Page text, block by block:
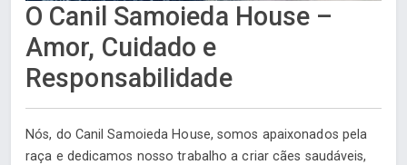
O Canil Samoieda House –
Amor, Cuidado e
Responsabilidade
Nós, do Canil Samoieda House, somos apaixonados pela
raça e dedicamos nosso trabalho a criar cães saudáveis,